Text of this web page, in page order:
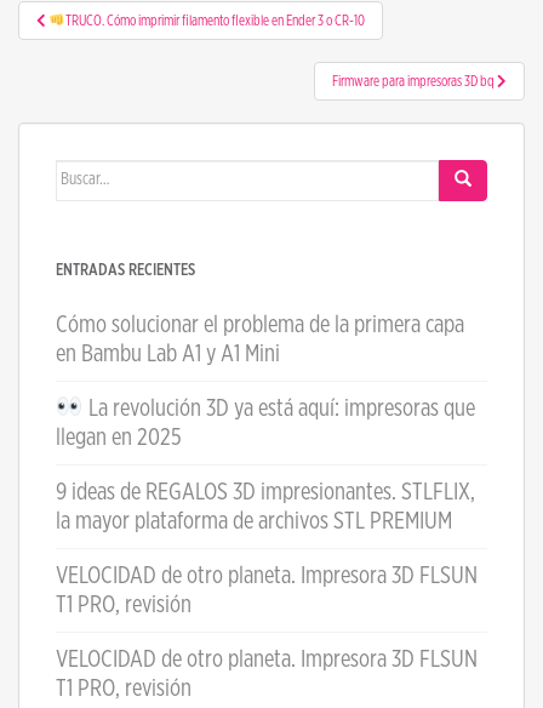
Navegación de entradas
TRUCO. Cómo imprimir filamento flexible en Ender 3 o CR-10
Firmware para impresoras 3D bq
Buscar:
ENTRADAS RECIENTES
Cómo solucionar el problema de la primera capa
en Bambu Lab A1 y A1 Mini
La revolución 3D ya está aquí: impresoras que
llegan en 2025
9 ideas de REGALOS 3D impresionantes. STLFLIX,
la mayor plataforma de archivos STL PREMIUM
VELOCIDAD de otro planeta. Impresora 3D FLSUN
T1 PRO, revisión
VELOCIDAD de otro planeta. Impresora 3D FLSUN
T1 PRO, revisión